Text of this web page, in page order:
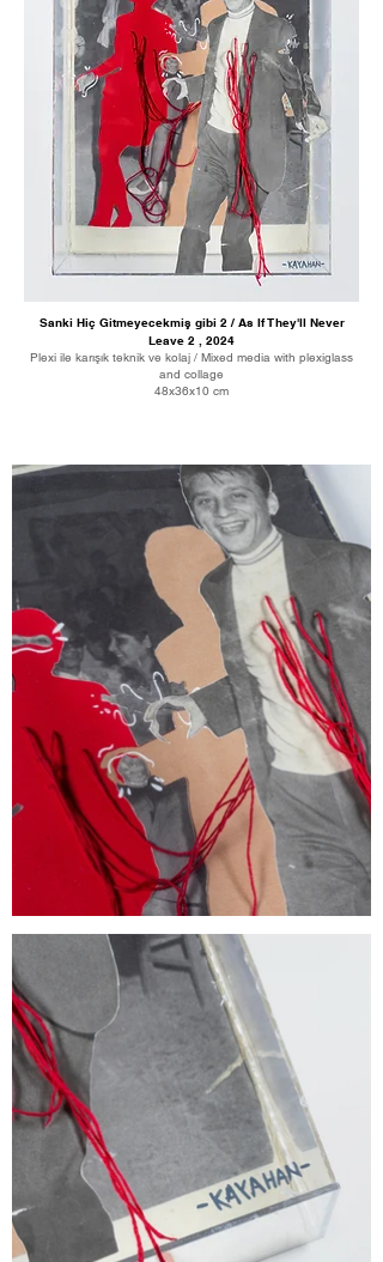
Sanki Hiç Gitmeyecekmiş gibi 2 / As If They'll Never
Leave 2 , 2024
Plexi ile karışık teknik ve kolaj / Mixed media with plexiglass
and collage
48x36x10 cm